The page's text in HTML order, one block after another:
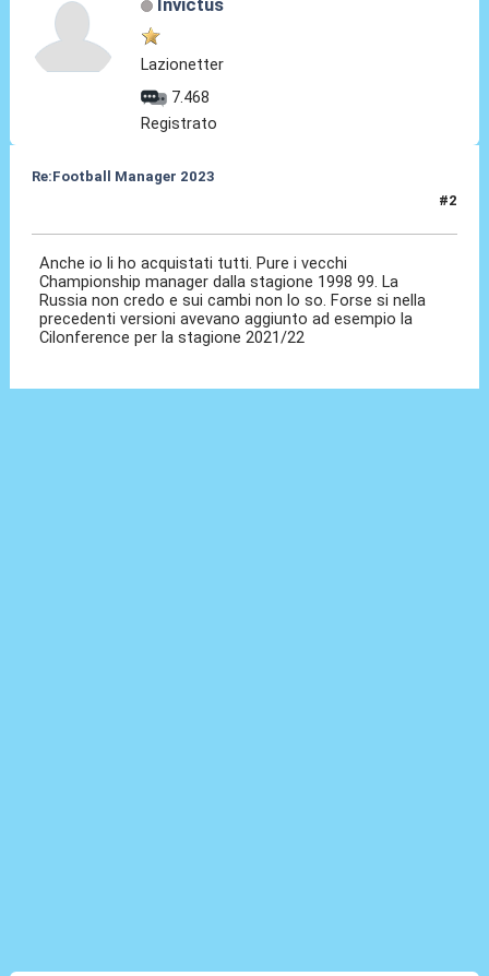
Invictus
Lazionetter
7.468
Registrato
Re:Football Manager 2023
#2
Anche io li ho acquistati tutti. Pure i vecchi
Championship manager dalla stagione 1998 99. La
Russia non credo e sui cambi non lo so. Forse si nella
precedenti versioni avevano aggiunto ad esempio la
Cilonference per la stagione 2021/22